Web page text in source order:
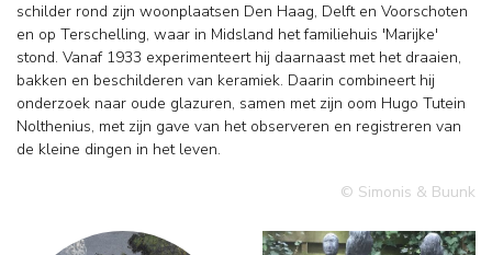
schilder rond zijn woonplaatsen Den Haag, Delft en Voorschoten
en op Terschelling, waar in Midsland het familiehuis 'Marijke'
stond. Vanaf 1933 experimenteert hij daarnaast met het draaien,
bakken en beschilderen van keramiek. Daarin combineert hij
onderzoek naar oude glazuren, samen met zijn oom Hugo Tutein
Nolthenius, met zijn gave van het observeren en registreren van
de kleine dingen in het leven.
© Simonis & Buunk